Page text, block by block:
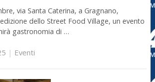
via Santa Caterina, a Gragnano,
dello Street Food Village, un evento
gastronomia di …
| Eventi